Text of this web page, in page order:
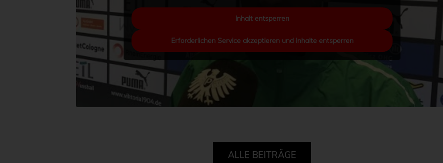
Inhalt entsperren
Erforderlichen Service akzeptieren und Inhalte entsperren
ALLE BEITRÄGE